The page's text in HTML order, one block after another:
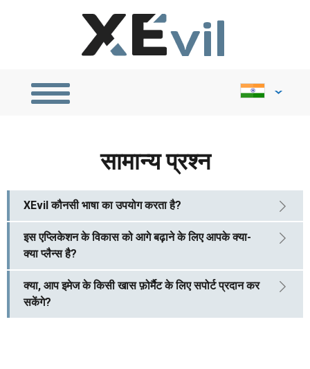
Português
Indonesia
सामान्य प्रश्न
XEvil कौनसी भाषा का उपयोग करता है?
इस एप्लिकेशन के विकास को आगे बढ़ाने के लिए आपके क्या-
क्या प्लैन्स है?
क्या, आप इमेज के किसी खास फ़ोर्मैट के लिए सपोर्ट प्रदान कर
सकेंगे?